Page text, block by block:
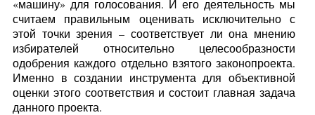
«машину» для голосования. И его деятельность мы
считаем правильным оценивать исключительно с
этой точки зрения – соответствует ли она мнению
избирателей относительно целесообразности
одобрения каждого отдельно взятого законопроекта.
Именно в создании инструмента для объективной
оценки этого соответствия и состоит главная задача
данного проекта.